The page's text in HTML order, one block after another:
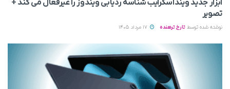
ابزار جدید وینداسکرایب شناسه ردیابی ویندوز را غیرفعال می‌ کند +
تصویر
نوشته شده توسط تارخ ترهنده